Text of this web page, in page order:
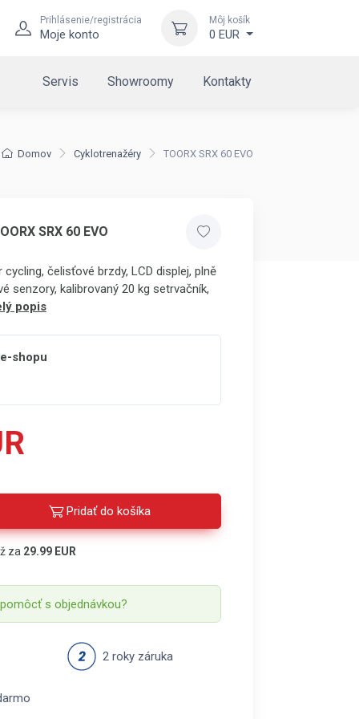
Prihlásenie/registrácia
Moje konto
Môj košík
0 EUR
Servis Showroomy Kontakty
Domov Cyklotrenažéry TOORX SRX 60 EVO
SRX 60 EVO
čelisťové brzdy, LCD displej, plně
senzory, kalibrovaný 20 kg setrvačník,
popis
shopu
Pridať do košíka
za 29.99 EUR
s objednávkou?
2 roky záruka